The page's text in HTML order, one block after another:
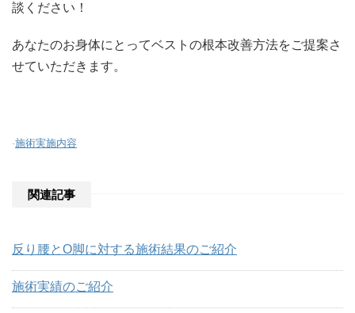
談ください！
あなたのお身体にとってベストの根本改善方法をご提案さ
せていただきます。
-施術実施内容
関連記事
反り腰とO脚に対する施術結果のご紹介
施術実績のご紹介